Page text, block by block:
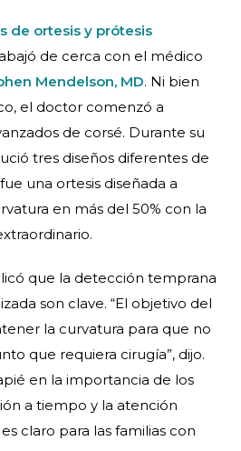
de ortesis y prótesis
de cerca con el médico
Mendelson, MD. Ni bien
el doctor comenzó a
de corsé. Durante su
tres diseños diferentes de
una ortesis diseñada a
en más del 50% con la
que la detección temprana
son clave. “El objetivo del
la curvatura para que no
que requiera cirugía”, dijo.
en la importancia de los
a tiempo y la atención
claro para las familias con